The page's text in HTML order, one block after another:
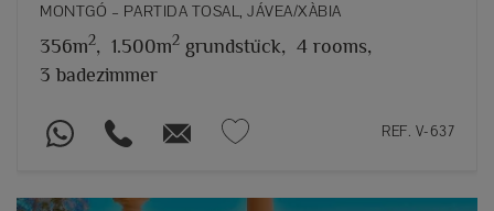
MONTGÓ – PARTIDA TOSAL, JÁVEA/XÀBIA
356m2, 1.500m2 grundstück, 4 rooms,
3 badezimmer
REF. V-637